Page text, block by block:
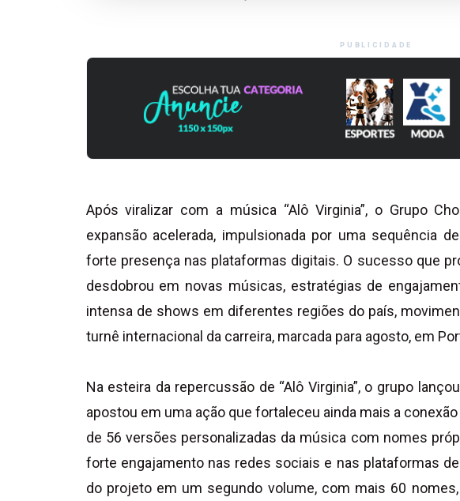
PUBLICIDADE
Após viralizar com a música “Alô Virginia”, o Grupo
expansão acelerada, impulsionada por uma sequência
forte presença nas plataformas digitais. O sucesso que
desdobrou em novas músicas, estratégias de
intensa de shows em diferentes regiões do país,
turnê internacional da carreira, marcada para agosto, em
Na esteira da repercussão de “Alô Virginia”, o grupo
apostou em uma ação que fortaleceu ainda mais a
de 56 versões personalizadas da música com nomes
forte engajamento nas redes sociais e nas plataformas
do projeto em um segundo volume, com mais 60